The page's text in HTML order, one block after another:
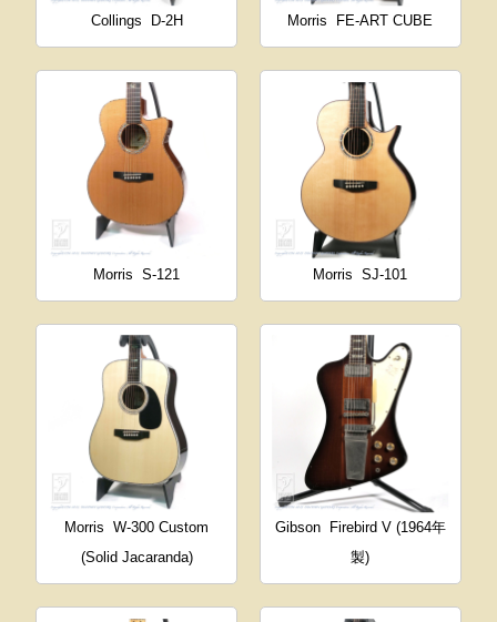
Collings D-2H Morris FE-ART CUBE
Morris S-121 Morris SJ-101
Morris
W-300 Custom
(Solid Jacaranda)
Gibson
Firebird V (1964年
製)